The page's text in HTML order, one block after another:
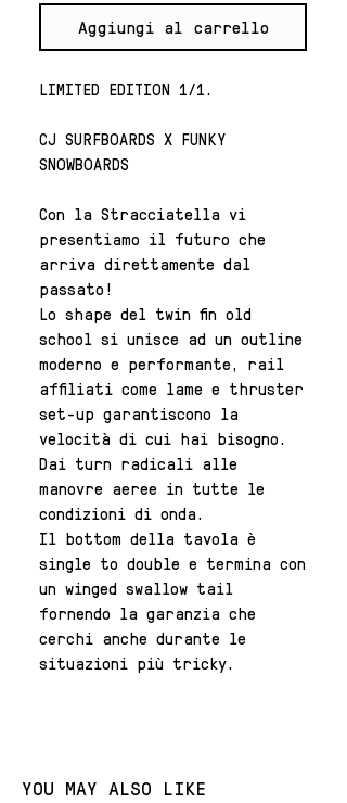
Aggiungi al carrello
LIMITED EDITION 1/1.
CJ SURFBOARDS X FUNKY
SNOWBOARDS
Con la Stracciatella vi
presentiamo il futuro che
arriva direttamente dal
passato!
Lo shape del twin fin old
school si unisce ad un outline
moderno e performante, rail
affiliati come lame e thruster
set-up garantiscono la
velocità di cui hai bisogno.
Dai turn radicali alle
manovre aeree in tutte le
condizioni di onda.
Il bottom della tavola è
single to double e termina con
un winged swallow tail
fornendo la garanzia che
cerchi anche durante le
situazioni più tricky.
YOU MAY ALSO LIKE